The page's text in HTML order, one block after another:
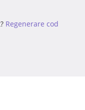
Regenerare cod